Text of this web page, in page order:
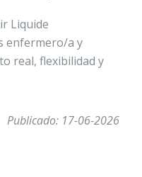
Liquide
enfermero/a y
real, flexibilidad y
Publicado: 17-06-2026